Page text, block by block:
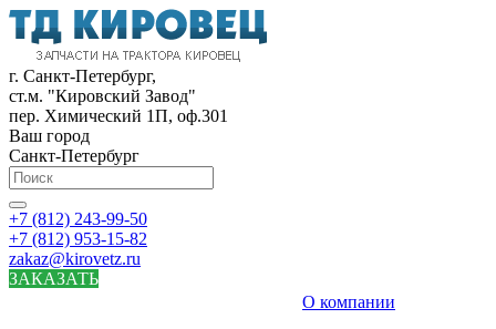
г. Санкт-Петербург,
ст.м. "Кировский Завод"
пер. Химический 1П, оф.301
Ваш город
Санкт-Петербург
+7 (812) 243-99-50
+7 (812) 953-15-82
zakaz@kirovetz.ru
ЗАКАЗАТЬ
О компании